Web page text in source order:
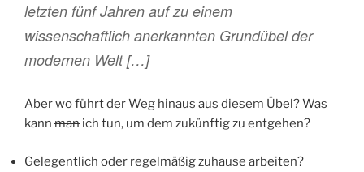
letzten fünf Jahren auf zu einem
wissenschaftlich anerkannten Grundübel der
modernen Welt […]
Aber wo führt der Weg hinaus aus diesem Übel? Was
kann man ich tun, um dem zukünftig zu entgehen?
Gelegentlich oder regelmäßig zuhause arbeiten?